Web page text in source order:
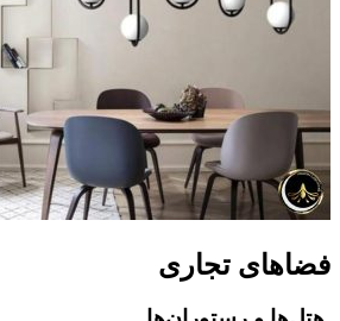
فضاهای تجاری